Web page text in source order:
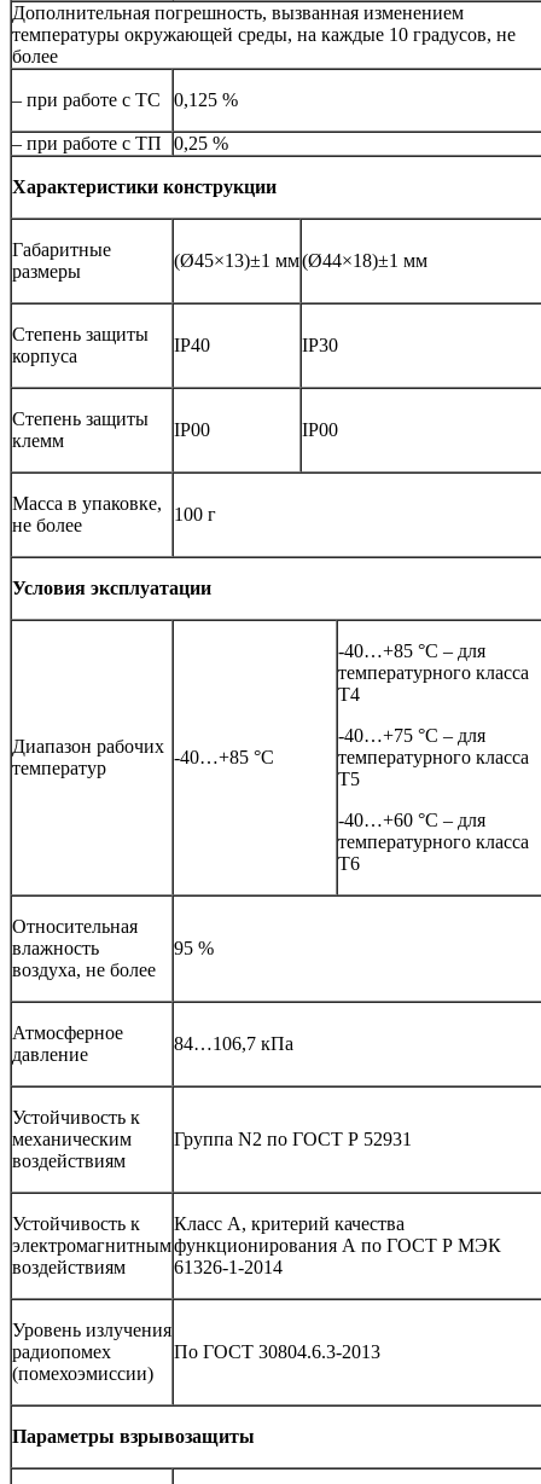
Дополнительная погрешность, вызванная изменением
температуры окружающей среды, на каждые 10 градусов, не
более
– при работе с ТС 0,125 %
– при работе с ТП 0,25 %
Характеристики конструкции
Габаритные
размеры
(Ø45×13)±1 мм(Ø44×18)±1 мм
Степень защиты
корпуса
IP40 IP30
Степень защиты
клемм
IP00 IP00
Масса в упаковке,
не более
100 г
Условия эксплуатации
Диапазон рабочих
температур
-40…+85 °С
-40…+85 °C – для
температурного класса
T4
-40…+75 °C – для
температурного класса
T5
-40…+60 °C – для
температурного класса
T6
Относительная
влажность
воздуха, не более
95 %
Атмосферное
давление
84…106,7 кПа
Устойчивость к
механическим
воздействиям
Группа N2 по ГОСТ Р 52931
Устойчивость к
электромагнитным
воздействиям
Класс А, критерий качества
функционирования А по ГОСТ Р МЭК
61326-1-2014
Уровень излучения
радиопомех
(помехоэмиссии)
По ГОСТ 30804.6.3-2013
Параметры взрывозащиты